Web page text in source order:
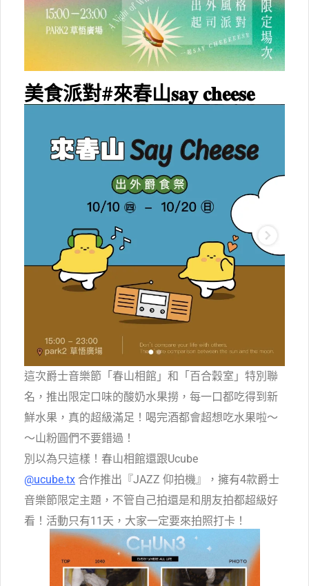
美食派對#來春山𝐬𝐚𝐲 𝐜𝐡𝐞𝐞𝐬𝐞
這次爵士音樂節「春山相館」和「百合穀室」特別聯
名，推出限定口味的酸奶水果撈，每一口都吃得到新
鮮水果，真的超級滿足！喝完酒都會超想吃水果啦～
～山粉圓們不要錯過！
別以為只這樣！春山相館還跟Ucube
@ucube.tx 合作推出『JAZZ 仰拍機』，擁有4款爵士
音樂節限定主題，不管自己拍還是和朋友拍都超級好
看！活動只有11天，大家一定要來拍照打卡！